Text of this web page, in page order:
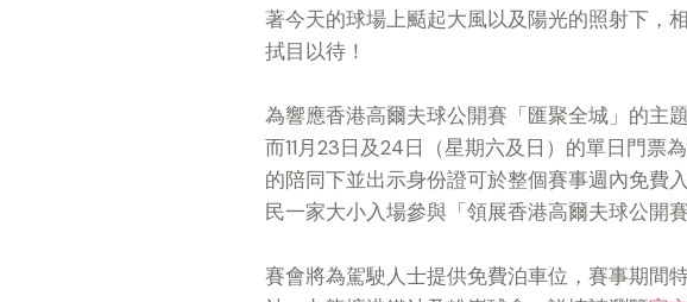
著今天的球場上颳起大風以及陽光的照射下，
拭目以待！
為響應香港高爾夫球公開賽「匯聚全城」的主
而11月23日及24日（星期六及日）的單日門
的陪同下並出示身份證可於整個賽事週內免費
民一家大小入場參與「領展香港高爾夫球公開
賽會將為駕駛人士提供免費泊車位，賽事期間